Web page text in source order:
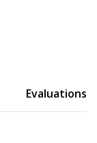
Evaluations